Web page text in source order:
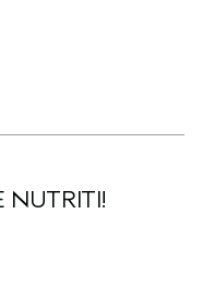
NUTRITI!